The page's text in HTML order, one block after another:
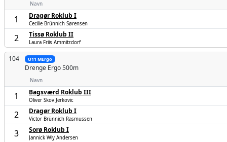
Navn
1 Dragør Roklub I
Cecilie Brünnich Sørensen
2 Tissø Roklub II
Laura Friis Ammitzdorf
104 U11 MErgo
Drenge Ergo 500m
Navn
1 Bagsværd Roklub III
Oliver Skov Jerkovic
2 Dragør Roklub I
Victor Brünnich Rasmussen
3 Sorø Roklub I
Jannick Wly Andersen